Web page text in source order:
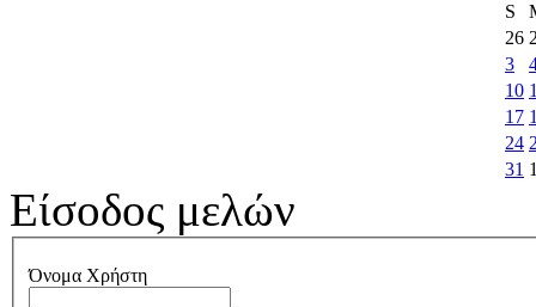
S
26
3
10
17
24
31
Είσοδος μελών
Όνομα Χρήστη